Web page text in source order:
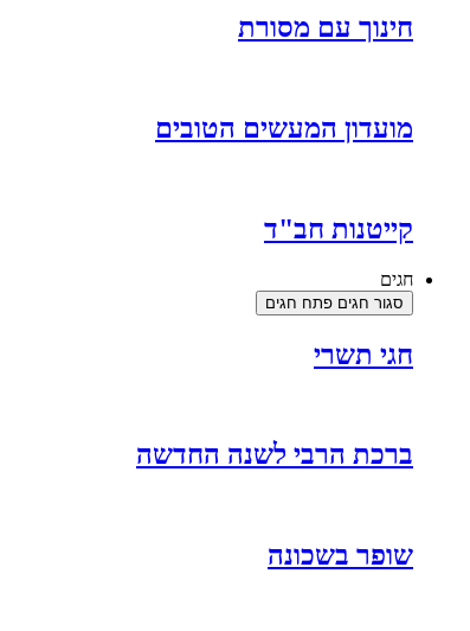
חינוך עם מסורת
מועדון המעשים הטובים
קייטנות חב"ד
חגים
סגור חגים פתח חגים
חגי תשרי
ברכת הרבי לשנה החדשה
שופר בשכונה